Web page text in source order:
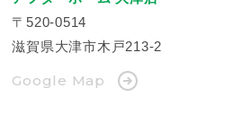
〒520-0514
滋賀県大津市木戸213-2
Google Map